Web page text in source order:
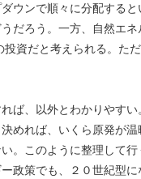
ウンで順々に分配する
だろう。一方、自然エ
資だと考えられる。た
ば、以外とわかりやす
めれば、いくら原発が
。このように整理して
政策でも、２０世紀型に